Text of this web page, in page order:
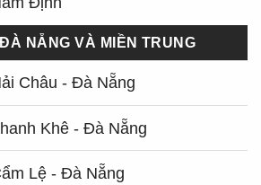
NẴNG VÀ MIỀN TRUNG
Châu - Đà Nẵng
Khê - Đà Nẵng
Lệ - Đà Nẵng